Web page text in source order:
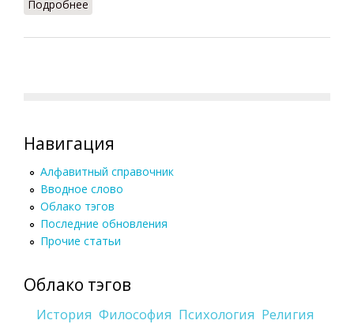
Подробнее
Навигация
Алфавитный справочник
Вводное слово
Облако тэгов
Последние обновления
Прочие статьи
Облако тэгов
История Философия Психология Религия